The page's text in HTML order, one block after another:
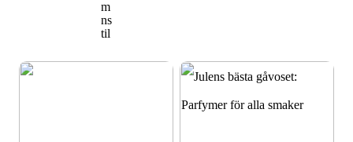
m
ns
til